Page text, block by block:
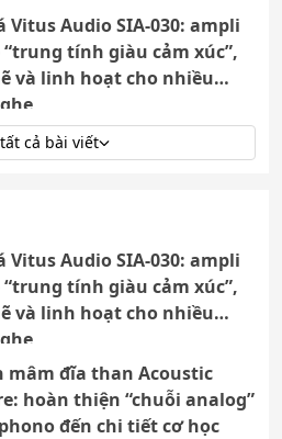
Vitus Audio SIA-030: ampli
tính giàu cảm xúc”,
và linh hoạt cho nhiều
cả bài viết
Vitus Audio SIA-030: ampli
tính giàu cảm xúc”,
và linh hoạt cho nhiều
mâm đĩa than Acoustic
hoàn thiện “chuỗi analog”
đến chi tiết cơ học